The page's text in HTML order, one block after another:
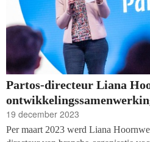
Partos-directeur Liana
19 december 2023
Per maart 2023 werd Liana